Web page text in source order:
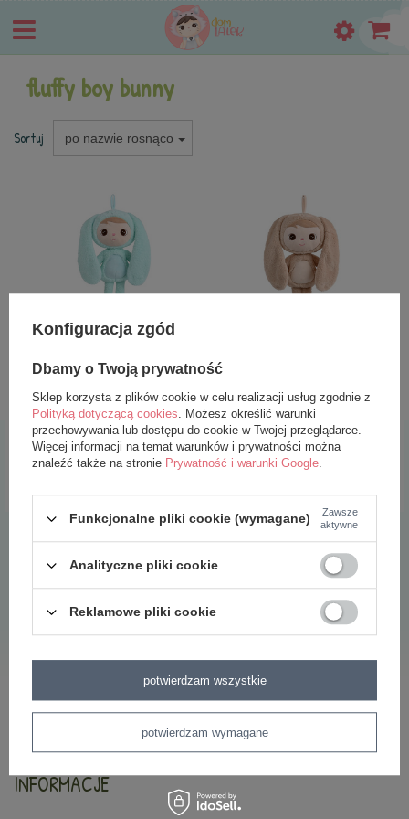
fluffy boy bunny
Sortuj po nazwie rosnąco
Miętowy 50cm
99,99 zł
dodaj do koszyka
99,99 zł
dodaj do koszyka
ŚWIAT METOO
O marce Metoo
Oryginalność
INFORMACJE
Konfiguracja zgód
Dbamy o Twoją prywatność
Sklep korzysta z plików cookie w celu realizacji usług zgodnie z
Polityką dotyczącą cookies. Możesz określić warunki
przechowywania lub dostępu do cookie w Twojej przeglądarce.
Więcej informacji na temat warunków i prywatności można
znaleźć także na stronie Prywatność i warunki Google.
Funkcjonalne pliki cookie (wymagane)
Zawsze
aktywne
Analityczne pliki cookie
Reklamowe pliki cookie
potwierdzam wymagane
potwierdzam wszystkie